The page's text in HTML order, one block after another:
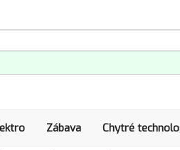
Zábava Chytré